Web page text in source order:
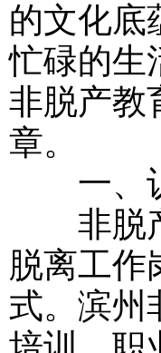
的文化底
忙碌的生
非脱产教
章。
一、认
非脱产
脱离工作
式。滨州